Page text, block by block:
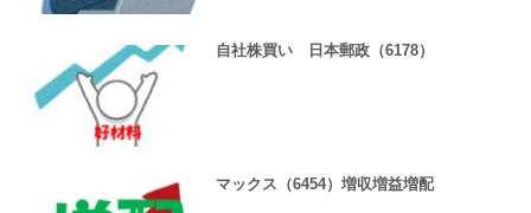
自社株買い 日本郵政（6178）
マックス（6454）増収増益増配